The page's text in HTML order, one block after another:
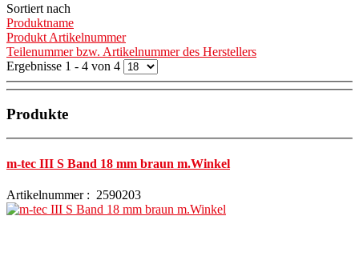
Sortiert nach
Produktname
Produkt Artikelnummer
Teilenummer bzw. Artikelnummer des Herstellers
Ergebnisse 1 - 4 von 4
Produkte
m-tec III S Band 18 mm braun m.Winkel
Artikelnummer : 2590203